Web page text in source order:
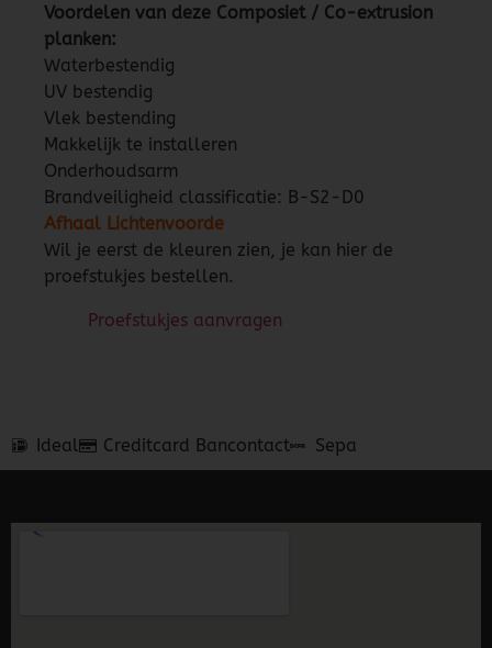
Voordelen van deze Composiet / Co-extrusion
planken:
Waterbestendig
UV bestendig
Vlek bestending
Makkelijk te installeren
Onderhoudsarm
Brandveiligheid classificatie: B-S2-D0
Afhaal Lichtenvoorde
Wil je eerst de kleuren zien, je kan hier de
proefstukjes bestellen.
Proefstukjes aanvragen
Ideal Creditcard Bancontact Sepa